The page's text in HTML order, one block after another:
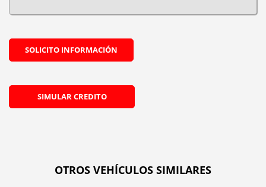
SOLICITO INFORMACIÓN
SIMULAR CREDITO
OTROS VEHÍCULOS SIMILARES